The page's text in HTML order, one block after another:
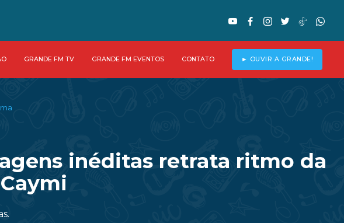
GRANDE FM TV GRANDE FM EVENTOS CONTATO ► OUVIR A GRANDE!
inéditas retrata ritmo da